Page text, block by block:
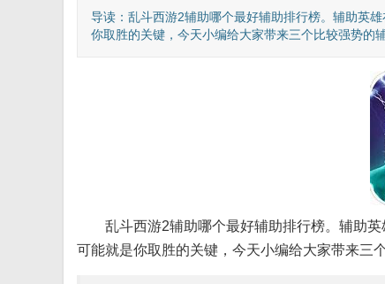
导读：乱斗西游2辅助哪个最好辅助排行榜。辅助英
你取胜的关键，今天小编给大家带来三个比较强势的
乱斗西游2辅助哪个最好辅助排行榜。辅助
可能就是你取胜的关键，今天小编给大家带来三